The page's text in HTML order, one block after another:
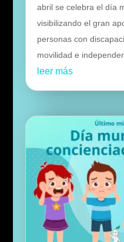
abril se celebra el día
visibilizando el gran
personas con
movilidad e
leer más